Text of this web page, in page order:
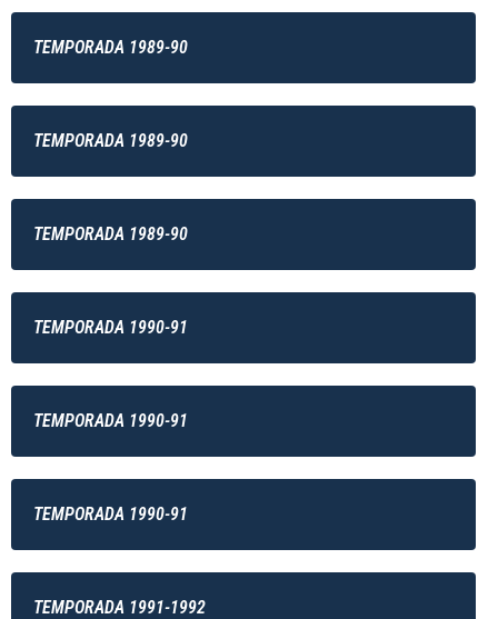
TEMPORADA 1989-90
TEMPORADA 1989-90
TEMPORADA 1989-90
TEMPORADA 1990-91
TEMPORADA 1990-91
TEMPORADA 1990-91
TEMPORADA 1991-1992